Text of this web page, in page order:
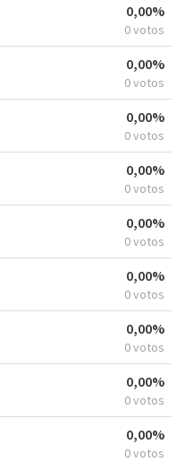
0,00%
0 votos
0,00%
0 votos
0,00%
0 votos
0,00%
0 votos
0,00%
0 votos
0,00%
0 votos
0,00%
0 votos
0,00%
0 votos
0,00%
0 votos